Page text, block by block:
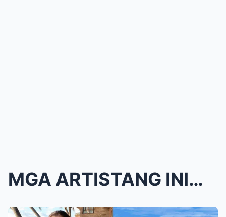
MGA ARTISTANG INIWAN NG UNANG ASAWA! Mga Kwento ng...